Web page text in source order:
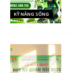
KỸ NĂNG SỐNG